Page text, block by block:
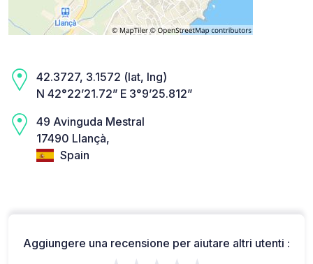
42.3727, 3.1572 (lat, lng)
N 42°22’21.72” E 3°9’25.812”
49 Avinguda Mestral
17490 Llançà,
Spain
Aggiungere una recensione per aiutare altri utenti :